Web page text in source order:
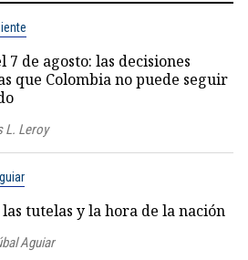
7 de agosto: las decisiones
que Colombia no puede seguir
L. Leroy
tutelas y la hora de la nación
Aguiar